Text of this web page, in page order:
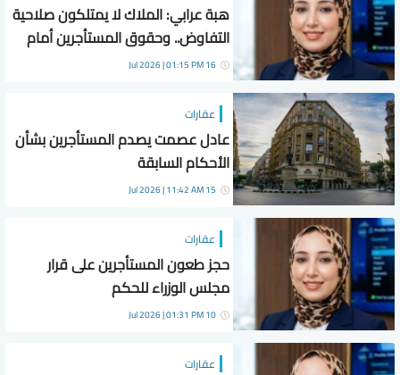
هبة عرابي: الملاك لا يمتلكون صلاحية
التفاوض.. وحقوق المستأجرين أمام
القضاء
16 Jul 2026 | 01:15 PM
عقارات
عادل عصمت يصدم المستأجرين بشأن
الأحكام السابقة
15 Jul 2026 | 11:42 AM
عقارات
حجز طعون المستأجرين على قرار
مجلس الوزراء للحكم
10 Jul 2026 | 01:31 PM
عقارات